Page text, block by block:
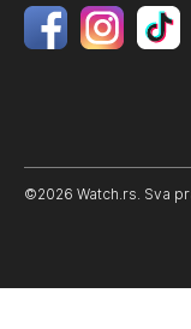
©2026 Watch.rs. Sva